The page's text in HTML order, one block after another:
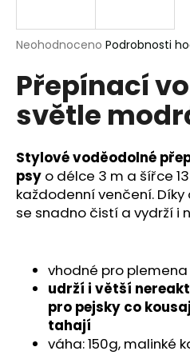
Průměrné
produktu
je
z
hvězdiček.
Neohodnoceno Podrobnosti
Přepínací
světle
Stylové voděodolné
psy o délce 3 m a šířce
každodenní venčení.
se snadno čistí a vydrží i
vhodné pro
udrží i větší
pro pejsky co
tahají
váha: 150g, malinké
j
t
?
HLEDAT